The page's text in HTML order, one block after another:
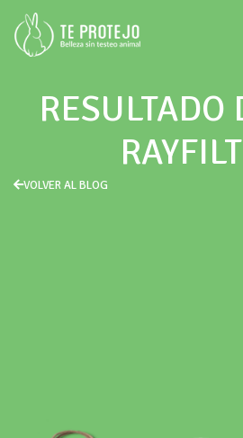
RESULTADO
VOLVER AL BLOG